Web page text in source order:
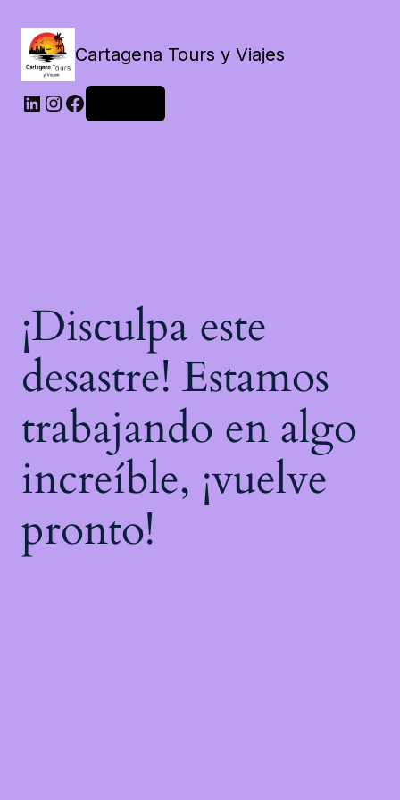
Cartagena Tours y Viajes
LinkedIn
Instagram
Facebook
¡Disculpa este
desastre! Estamos
trabajando en algo
increíble, ¡vuelve
pronto!